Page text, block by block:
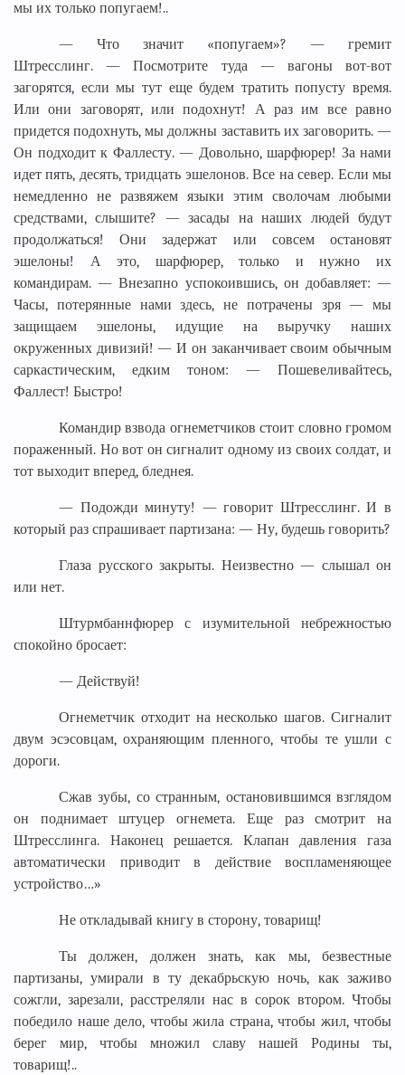
мы их только попугаем!..
— Что значит «попугаем»? — гремит
Штресслинг. — Посмотрите туда — вагоны вот-вот
загорятся, если мы тут еще будем тратить попусту время.
Или они заговорят, или подохнут! А раз им все равно
придется подохнуть, мы должны заставить их заговорить. —
Он подходит к Фаллесту. — Довольно, шарфюрер! За нами
идет пять, десять, тридцать эшелонов. Все на север. Если мы
немедленно не развяжем языки этим сволочам любыми
средствами, слышите? — засады на наших людей будут
продолжаться! Они задержат или совсем остановят
эшелоны! А это, шарфюрер, только и нужно их
командирам. — Внезапно успокоившись, он добавляет: —
Часы, потерянные нами здесь, не потрачены зря — мы
защищаем эшелоны, идущие на выручку наших
окруженных дивизий! — И он заканчивает своим обычным
саркастическим, едким тоном: — Пошевеливайтесь,
Фаллест! Быстро!
Командир взвода огнеметчиков стоит словно громом
пораженный. Но вот он сигналит одному из своих солдат, и
тот выходит вперед, бледнея.
— Подожди минуту! — говорит Штресслинг. И в
который раз спрашивает партизана: — Ну, будешь говорить?
Глаза русского закрыты. Неизвестно — слышал он
или нет.
Штурмбаннфюрер с изумительной небрежностью
спокойно бросает:
— Действуй!
Огнеметчик отходит на несколько шагов. Сигналит
двум эсэсовцам, охраняющим пленного, чтобы те ушли с
дороги.
Сжав зубы, со странным, остановившимся взглядом
он поднимает штуцер огнемета. Еще раз смотрит на
Штресслинга. Наконец решается. Клапан давления газа
автоматически приводит в действие воспламеняющее
устройство…»
Не откладывай книгу в сторону, товарищ!
Ты должен, должен знать, как мы, безвестные
партизаны, умирали в ту декабрьскую ночь, как заживо
сожгли, зарезали, расстреляли нас в сорок втором. Чтобы
победило наше дело, чтобы жила страна, чтобы жил, чтобы
берег мир, чтобы множил славу нашей Родины ты,
товарищ!..